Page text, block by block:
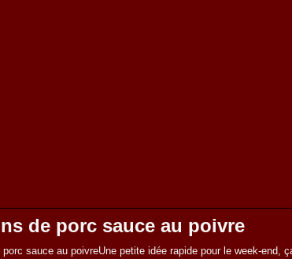
de porc sauce au poivre
Une petite idée rapide pour le week-end,